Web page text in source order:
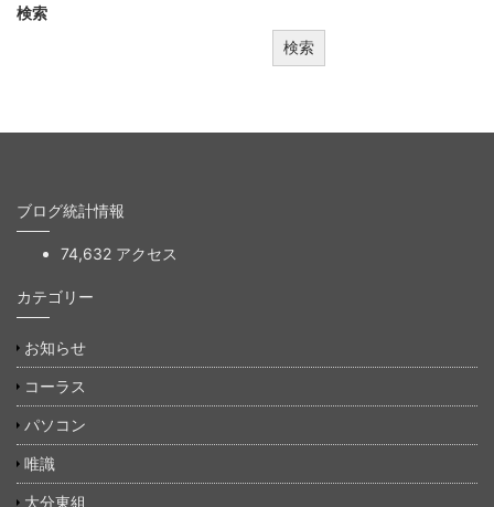
検索
検索
ブログ統計情報
74,632 アクセス
カテゴリー
お知らせ
コーラス
パソコン
唯識
大分東組